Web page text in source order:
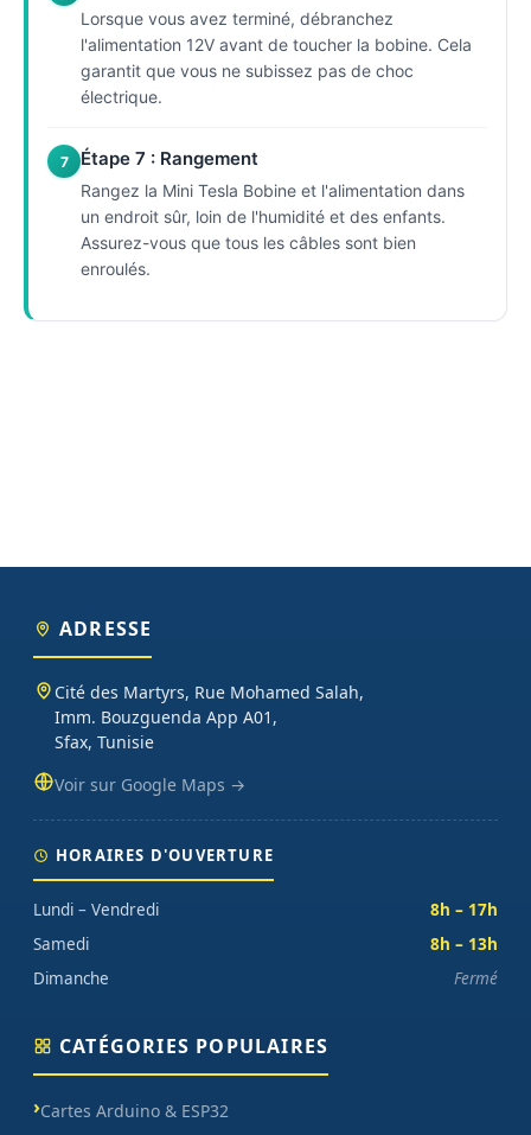
Lorsque vous avez terminé, débranchez
l'alimentation 12V avant de toucher la bobine. Cela
garantit que vous ne subissez pas de choc
électrique.
7 Étape 7 : Rangement
Rangez la Mini Tesla Bobine et l'alimentation dans
un endroit sûr, loin de l'humidité et des enfants.
Assurez-vous que tous les câbles sont bien
enroulés.
ADRESSE
Cité des Martyrs, Rue Mohamed Salah,
Imm. Bouzguenda App A01,
Sfax, Tunisie
Voir sur Google Maps →
HORAIRES D'OUVERTURE
Lundi – Vendredi
8h – 17h
Samedi
8h – 13h
Dimanche
Fermé
CATÉGORIES POPULAIRES
Cartes Arduino & ESP32